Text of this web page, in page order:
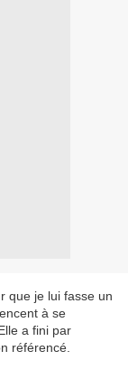
que je lui fasse un
à se
a fini par
référencé.